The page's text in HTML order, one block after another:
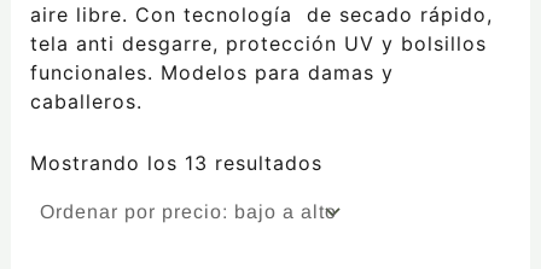
aire libre. Con tecnología de secado rápido,
tela anti desgarre, protección UV y bolsillos
funcionales. Modelos para damas y
caballeros.
Mostrando los 13 resultados